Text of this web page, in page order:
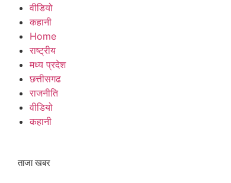
वीडियो
कहानी
Home
राष्ट्रीय
मध्य प्रदेश
छत्तीसगढ
राजनीति
वीडियो
कहानी
ताजा खबर